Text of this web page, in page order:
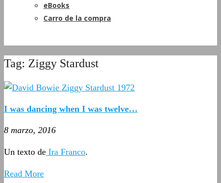
eBooks
Carro de la compra
Tag: Ziggy Stardust
I was dancing when I was twelve…
8 marzo, 2016
Un texto de Ira Franco.
Read More